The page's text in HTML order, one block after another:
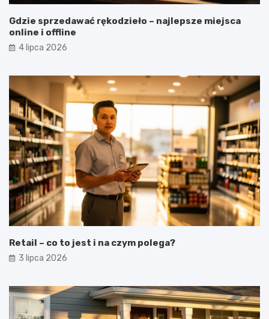
Gdzie sprzedawać rękodzieło – najlepsze miejsca
online i offline
4 lipca 2026
Retail – co to jest i na czym polega?
3 lipca 2026